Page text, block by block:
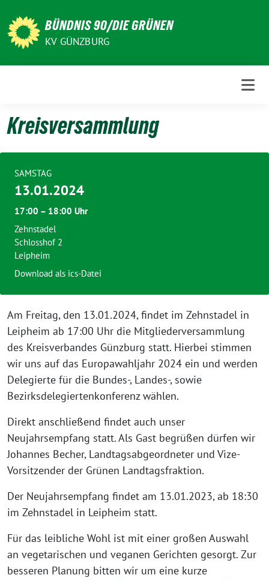
zum
Inhalt
BÜNDNIS 90/DIE GRÜNEN
KV GÜNZBURG
Kreisversammlung
Am Freitag, den 13.01.2024, findet im Zehnstadel in
Leipheim ab 17:00 Uhr die Mitgliederversammlung
des Kreisverbandes Günzburg statt. Hierbei stimmen
wir uns auf das Europawahljahr 2024 ein und werden
Delegierte für die Bundes-, Landes-, sowie
Bezirksdelegiertenkonferenz wählen.
Direkt anschließend findet auch unser
Neujahrsempfang statt. Als Gast begrüßen dürfen wir
Johannes Becher, Landtagsabgeordneter und Vize-
Vorsitzender der Grünen Landtagsfraktion.
Der Neujahrsempfang findet am 13.01.2023, ab 18:30
im Zehnstadel in Leipheim statt.
Für das leibliche Wohl ist mit einer großen Auswahl
an vegetarischen und veganen Gerichten gesorgt. Zur
besseren Planung bitten wir um eine kurze
SAMSTAG
13.01.2024
17:00 – 18:00 Uhr
Zehnstadel
Schlosshof 2
Leipheim
Download als ics-Datei